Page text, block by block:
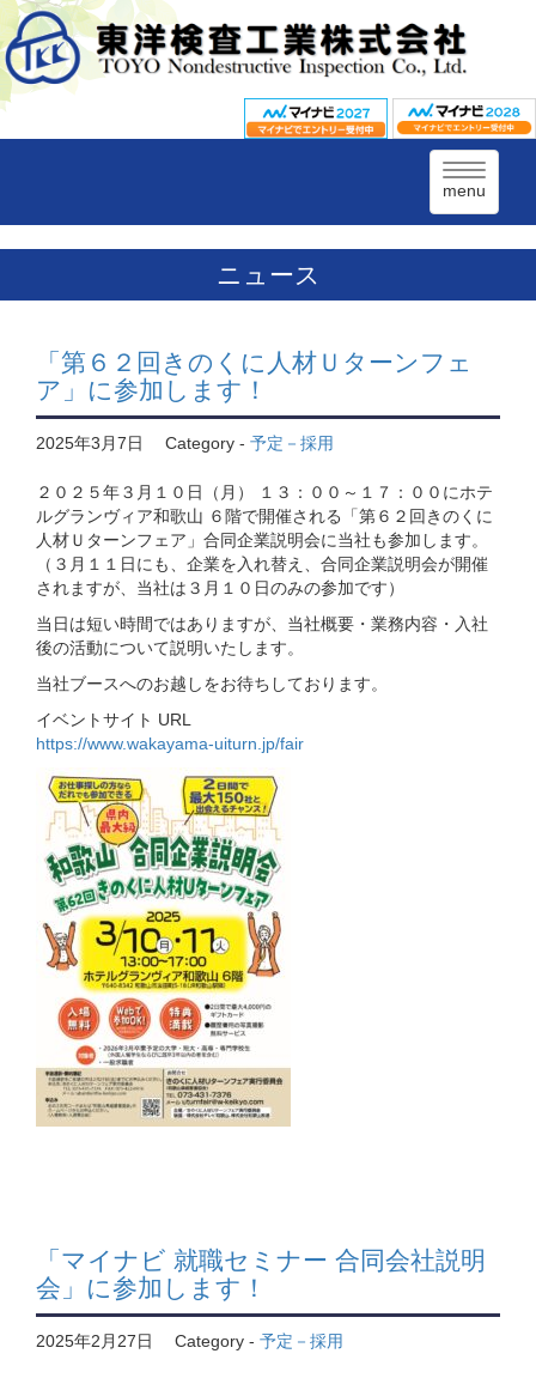
menu
ニュース
「第６２回きのくに人材Ｕターンフェ
ア」に参加します！
2025年3月7日 Category - 予定－採用
２０２５年３月１０日（月） １３：００～１７：００にホテ
ルグランヴィア和歌山 ６階で開催される「第６２回きのくに
人材Ｕターンフェア」合同企業説明会に当社も参加します。
（３月１１日にも、企業を入れ替え、合同企業説明会が開催
されますが、当社は３月１０日のみの参加です）
当日は短い時間ではありますが、当社概要・業務内容・入社
後の活動について説明いたします。
当社ブースへのお越しをお待ちしております。
イベントサイト URL
https://www.wakayama-uiturn.jp/fair
「マイナビ 就職セミナー 合同会社説明
会」に参加します！
2025年2月27日 Category - 予定－採用